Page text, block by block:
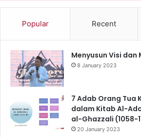
Popular Recent
Menyusun Visi dan
8 January 2023
7 Adab Orang Tua
dalam Kitab Al-
al-Ghazzali (1058-
20 January 2023